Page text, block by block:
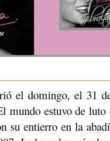
el domingo, el 31
mundo estuvo de
su entierro en la